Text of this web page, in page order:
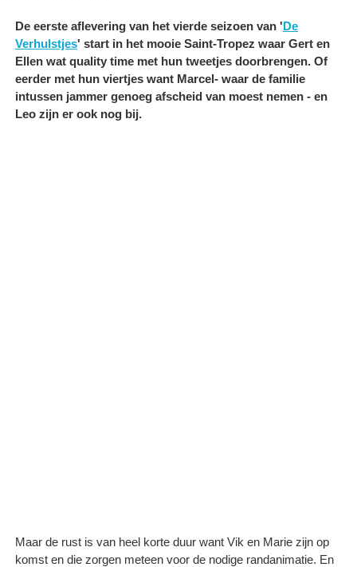
De eerste aflevering van het vierde seizoen van 'De
Verhulstjes' start in het mooie Saint-Tropez waar Gert en
Ellen wat quality time met hun tweetjes doorbrengen. Of
eerder met hun viertjes want Marcel- waar de familie
intussen jammer genoeg afscheid van moest nemen - en
Leo zijn er ook nog bij.
Maar de rust is van heel korte duur want Vik en Marie zijn op
komst en die zorgen meteen voor de nodige randanimatie. En